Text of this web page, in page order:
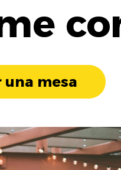
mesa